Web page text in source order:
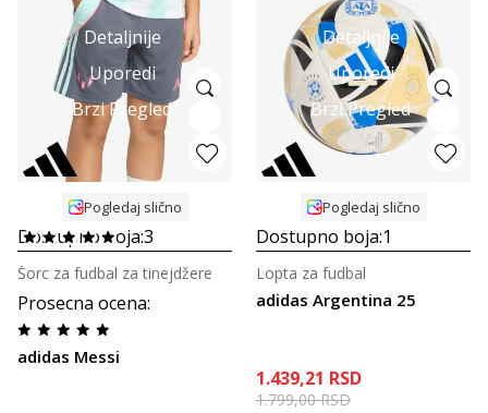
Detaljnije
Uporedi
Brzi Pregled
Pogledaj slično
Dostupno boja:3
Prosecna ocena:
adidas Messi
Šorc za fudbal za tinejdžere
Detaljnije
Uporedi
Brzi Pregled
Pogledaj slično
Dostupno boja:1
adidas Argentina 25
Lopta za fudbal
1.439,21 RSD
1.799,00RSD